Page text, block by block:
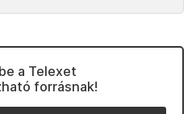
a Telexet
forrásnak!